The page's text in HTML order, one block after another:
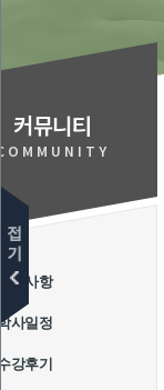
커뮤니티
COMMUNITY
공지사항
학사일정
수강후기